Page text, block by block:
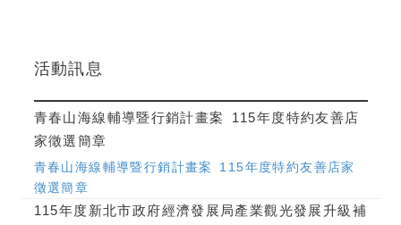
活動訊息
青春山海線輔導暨行銷計畫案 115年度特約友善店
家徵選簡章
青春山海線輔導暨行銷計畫案 115年度特約友善店家
徵選簡章
115年度新北市政府經濟發展局產業觀光發展升級補